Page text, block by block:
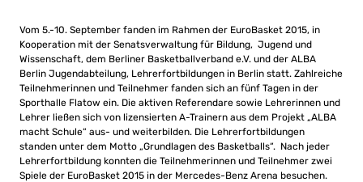
Vom 5.-10. September fanden im Rahmen der EuroBasket 2015, in
Kooperation mit der Senatsverwaltung für Bildung, Jugend und
Wissenschaft, dem Berliner Basketballverband e.V. und der ALBA
Berlin Jugendabteilung, Lehrerfortbildungen in Berlin statt. Zahlreiche
Teilnehmerinnen und Teilnehmer fanden sich an fünf Tagen in der
Sporthalle Flatow ein. Die aktiven Referendare sowie Lehrerinnen und
Lehrer ließen sich von lizensierten A-Trainern aus dem Projekt „ALBA
macht Schule“ aus- und weiterbilden. Die Lehrerfortbildungen
standen unter dem Motto „Grundlagen des Basketballs“. Nach jeder
Lehrerfortbildung konnten die Teilnehmerinnen und Teilnehmer zwei
Spiele der EuroBasket 2015 in der Mercedes-Benz Arena besuchen.